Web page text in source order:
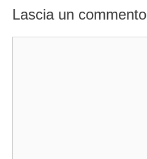
Lascia un commento